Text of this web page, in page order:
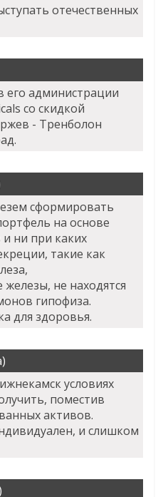
отечественных
его администрации
со скидкой
- Тренболон
сформировать
на основе
ни при каких
такие как
не находятся
гипофиза.
для здоровья.
условиях
поместив
активов.
и слишком